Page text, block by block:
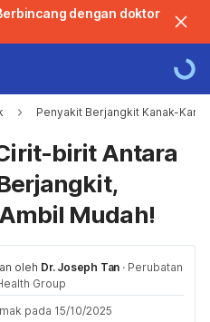
dengan doktor
Penyakit Berjangkit Kanak-
birit Antara
Mudah!
oleh Dr. Joseph Tan · Perubatan
Group
pada 15/10/2025